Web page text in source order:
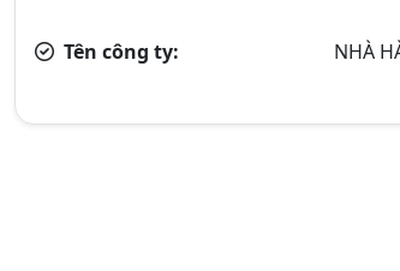
Tên công ty: NHÀ